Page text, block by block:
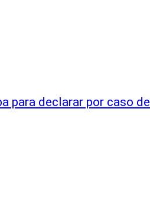
para declarar por caso de